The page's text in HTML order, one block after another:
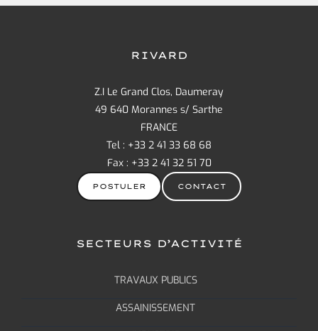
RIVARD
Z.I Le Grand Clos, Daumeray
49 640 Morannes s/ Sarthe
FRANCE
Tel : +33 2 41 33 68 68
Fax : +33 2 41 32 51 70
POSTULER CONTACT
SECTEURS D’ACTIVITÉ
TRAVAUX PUBLICS
ASSAINISSEMENT